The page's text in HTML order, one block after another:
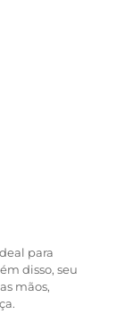
para
disso, seu
mãos,